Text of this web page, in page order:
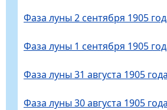
Фаза луны 2 сентября 1905
Фаза луны 1 сентября 1905
Фаза луны 31 августа 1905 года
Фаза луны 30 августа 1905 года